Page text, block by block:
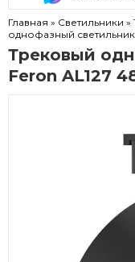
Главная » Светильники »
однофазный светильник
Трековый
Feron AL127